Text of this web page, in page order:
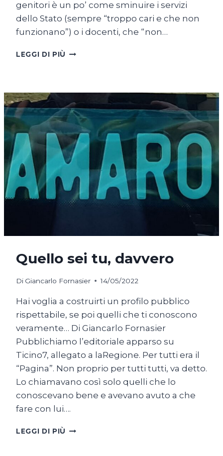
genitori è un po’ come sminuire i servizi
dello Stato (sempre “troppo cari e che non
funzionano”) o i docenti, che “non…
LEGGI DI PIÙ ESSERE
FACILI
MAESTRI
Quello sei tu, davvero
Di Giancarlo Fornasier 14/05/2022
Hai voglia a costruirti un profilo pubblico
rispettabile, se poi quelli che ti conoscono
veramente… Di Giancarlo Fornasier
Pubblichiamo l’editoriale apparso su
Ticino7, allegato a laRegione. Per tutti era il
“Pagina”. Non proprio per tutti tutti, va detto.
Lo chiamavano così solo quelli che lo
conoscevano bene e avevano avuto a che
fare con lui….
LEGGI DI PIÙ QUELLO